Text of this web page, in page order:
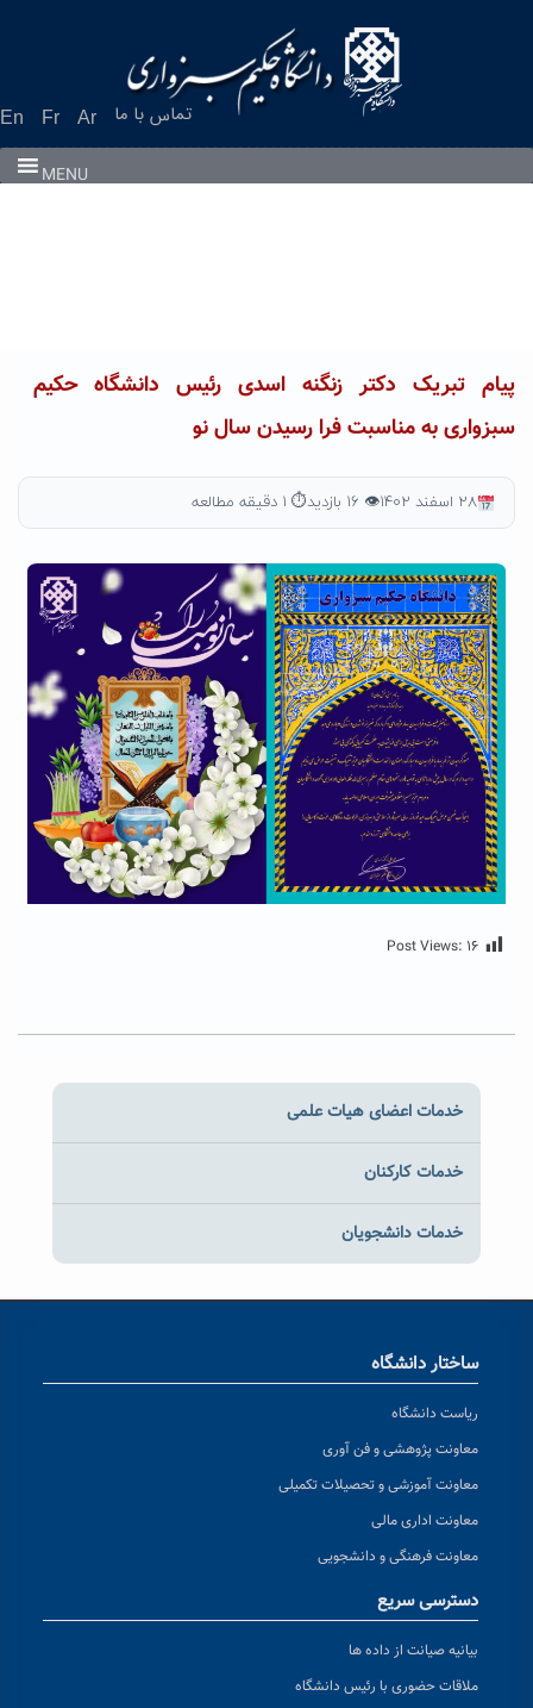
En Fr Ar تماس با ما
MENU
پیام تبریک دکتر زنگنه اسدی رئیس دانشگاه حکیم
سبزواری به مناسبت فرا رسیدن سال نو
۲۸ اسفند ۱۴۰۲ 👁 ۱۶ بازدید ⏱ ۱ دقیقه مطالعه
Post Views: ۱۶
خدمات اعضای هیات علمی
خدمات کارکنان
خدمات دانشجویان
ساختار دانشگاه
ریاست دانشگاه
معاونت پژوهشی و فن آوری
معاونت آموزشی و تحصیلات تکمیلی
معاونت اداری مالی
معاونت فرهنگی و دانشجویی
دسترسی سریع
بیانیه صیانت از داده ها
ملاقات حضوری با رئیس دانشگاه